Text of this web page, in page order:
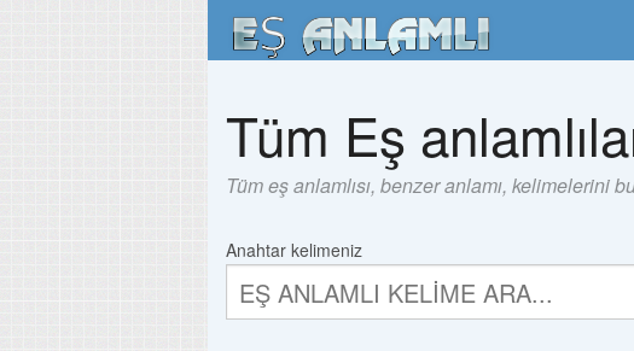
Tüm Eş
Tüm eş anlamlısı, benzer anlamı,
Anahtar kelimeniz